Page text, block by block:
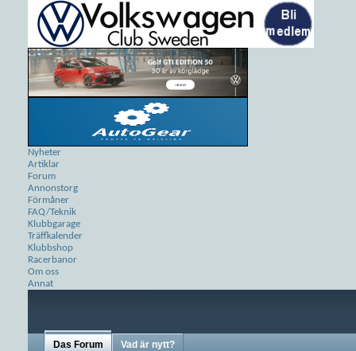
Nyheter
Artiklar
Forum
Annonstorg
Förmåner
FAQ/Teknik
Klubbgarage
Träffkalender
Klubbshop
Racerbanor
Om oss
Annat
Das Forum Vad är nytt?